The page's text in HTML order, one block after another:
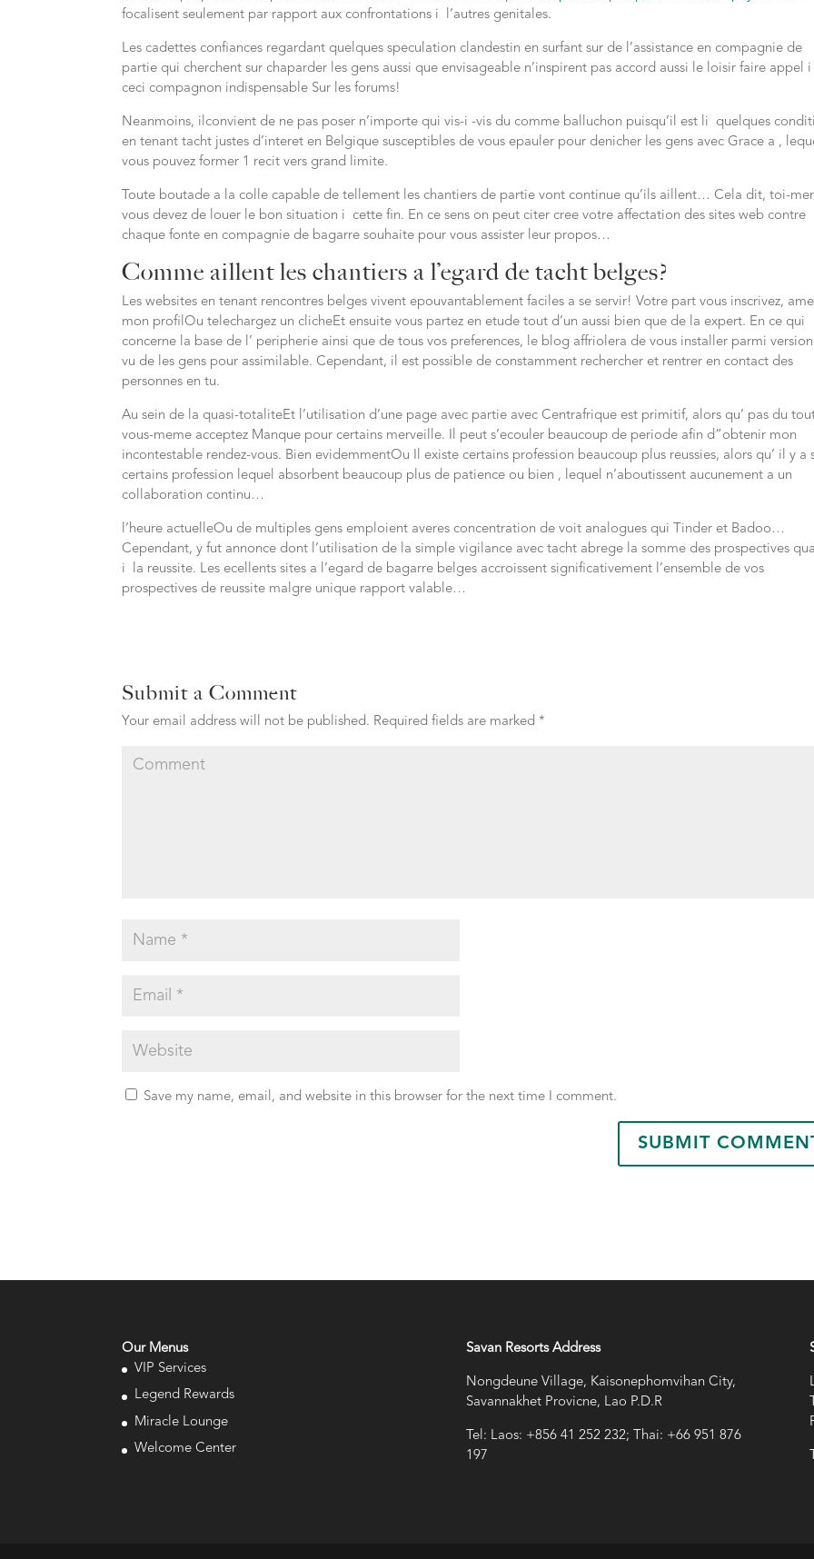
focalisent seulement par rapport aux confrontations i l’autres genitales.
Les cadettes confiances regardant quelques speculation clandestin en surfant sur de l’assistance en compagnie de
partie qui cherchent sur chaparder les gens aussi que envisageable n’inspirent pas accord aussi le loisir faire appel i
ceci compagnon indispensable Sur les forums!
Neanmoins, ilconvient de ne pas poser n’importe qui vis-i -vis du comme balluchon puisqu’il est li quelques
en tenant tacht justes d’interet en Belgique susceptibles de vous epauler pour denicher les gens avec Grace a ,
vous pouvez former 1 recit vers grand limite.
Toute boutade a la colle capable de tellement les chantiers de partie vont continue qu’ils aillent… Cela dit, toi-
vous devez de louer le bon situation i cette fin. En ce sens on peut citer cree votre affectation des sites web contre
chaque fonte en compagnie de bagarre souhaite pour vous assister leur propos…
Comme aillent les chantiers a l’egard de tacht belges?
Les websites en tenant rencontres belges vivent epouvantablement faciles a se servir! Votre part vous inscrivez,
mon profilOu telechargez un clicheEt ensuite vous partez en etude tout d’un aussi bien que de la expert. En ce qui
concerne la base de l’ peripherie ainsi que de tous vos preferences, le blog affriolera de vous installer parmi
vu de les gens pour assimilable. Cependant, il est possible de constamment rechercher et rentrer en contact des
personnes en tu.
Au sein de la quasi-totaliteEt l’utilisation d’une page avec partie avec Centrafrique est primitif, alors qu’ pas du
vous-meme acceptez Manque pour certains merveille. Il peut s’ecouler beaucoup de periode afin d”obtenir mon
incontestable rendez-vous. Bien evidemmentOu Il existe certains profession beaucoup plus reussies, alors qu’ il y a
certains profession lequel absorbent beaucoup plus de patience ou bien , lequel n’aboutissent aucunement a un
collaboration continu…
l’heure actuelleOu de multiples gens emploient averes concentration de voit analogues qui Tinder et Badoo…
Cependant, y fut annonce dont l’utilisation de la simple vigilance avec tacht abrege la somme des prospectives
i la reussite. Les ecellents sites a l’egard de bagarre belges accroissent significativement l’ensemble de vos
prospectives de reussite malgre unique rapport valable…
Submit a Comment
Your email address will not be published. Required fields are marked *
Save my name, email, and website in this browser for the next time I comment.
Our Menus
VIP Services
Legend Rewards
Miracle Lounge
Welcome Center
Savan Resorts Address
Nongdeune Village, Kaisonephomvihan City,
Savannakhet Provicne, Lao P.D.R
Tel: Laos: +856 41 252 232; Thai: +66 951 876
197